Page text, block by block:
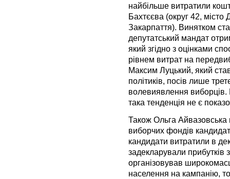
найбільше витратили
Бахтєєва (округ 42, місто
Закарпаття). Винятком
депутатський мандат
який згідно з оцінками
рівнем витрат на
Максим Луцький, який
політиків, посів лише
волевиявлення виборців.
така тенденція не є
Також Ольга Айвазовська
виборчих фондів
кандидати витратили в
задекларували прибутків
організовував
населення на кампанію,